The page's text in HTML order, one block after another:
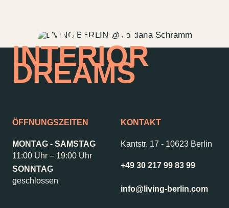
Kontakt
HOME OF
INTERIOR
DREAMS
ÖFFNUNGSZEITEN
MONTAG - SAMSTAG
11:00 Uhr – 19:00 Uhr
SONNTAG
geschlossen
KONTAKT
Kantstr. 17 - 10623 Berlin
+49 30 217 99 83 99
info@living-berlin.com